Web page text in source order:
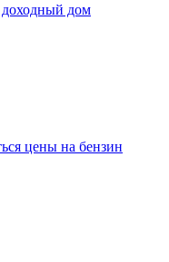
доходный дом
цены на бензин